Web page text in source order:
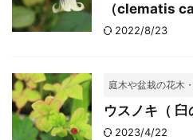
（clematis
2022/8/23
庭木や盆栽の花木
ウスノキ（
2023/4/22